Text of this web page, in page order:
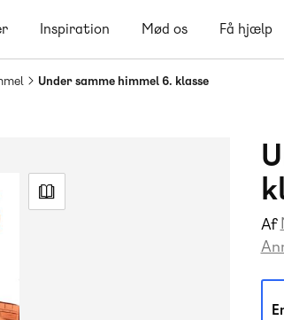
Inspiration Mød os Få hjælp
Under samme himmel 6. klasse
Af